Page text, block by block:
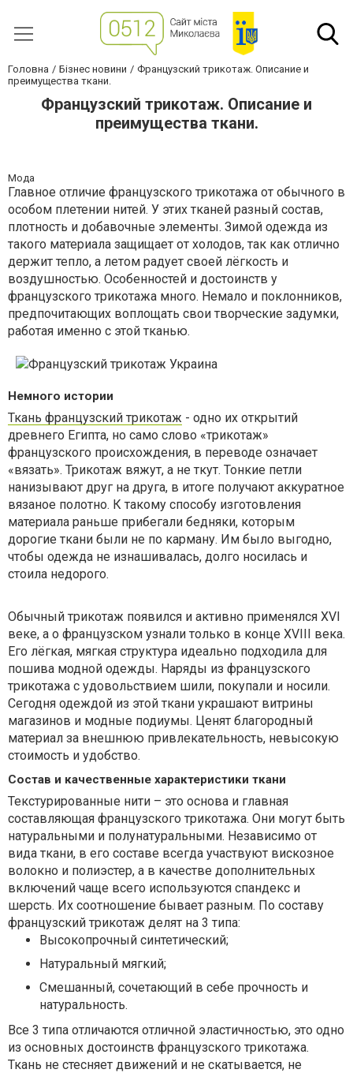
Головна Бізнес новини
Французский трикотаж. Описание и
преимущества ткани.
Французский трикотаж. Описание и
преимущества ткани.
Мода
Главное отличие французского трикотажа от обычного в
особом плетении нитей. У этих тканей разный состав,
плотность и добавочные элементы. Зимой одежда из
такого материала защищает от холодов, так как отлично
держит тепло, а летом радует своей лёгкость и
воздушностью. Особенностей и достоинств у
французского трикотажа много. Немало и поклонников,
предпочитающих воплощать свои творческие задумки,
работая именно с этой тканью.
Немного истории
Ткань французский трикотаж - одно их открытий
древнего Египта, но само слово «трикотаж»
французского происхождения, в переводе означает
«вязать». Трикотаж вяжут, а не ткут. Тонкие петли
нанизывают друг на друга, в итоге получают аккуратное
вязаное полотно. К такому способу изготовления
материала раньше прибегали бедняки, которым
дорогие ткани были не по карману. Им было выгодно,
чтобы одежда не изнашивалась, долго носилась и
стоила недорого.
Обычный трикотаж появился и активно применялся XVI
веке, а о французском узнали только в конце XVIII века.
Его лёгкая, мягкая структура идеально подходила для
пошива модной одежды. Наряды из французского
трикотажа с удовольствием шили, покупали и носили.
Сегодня одеждой из этой ткани украшают витрины
магазинов и модные подиумы. Ценят благородный
материал за внешнюю привлекательность, невысокую
стоимость и удобство.
Состав и качественные характеристики ткани
Текстурированные нити – это основа и главная
составляющая французского трикотажа. Они могут быть
натуральными и полунатуральными. Независимо от
вида ткани, в его составе всегда участвуют вискозное
волокно и полиэстер, а в качестве дополнительных
включений чаще всего используются спандекс и
шерсть. Их соотношение бывает разным. По составу
французский трикотаж делят на 3 типа:
Высокопрочный синтетический;
Натуральный мягкий;
Смешанный, сочетающий в себе прочность и
натуральность.
Все 3 типа отличаются отличной эластичностью, это одно
из основных достоинств французского трикотажа.
Ткань не стесняет движений и не скатывается, не